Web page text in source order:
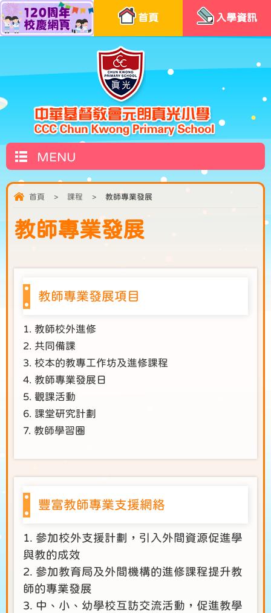
首頁 入學資訊
MENU
首頁 > 課程 > 教師專業發展
教師專業發展
教師專業發展項目
1. 教師校外進修
2. 共同備課
3. 校本的教專工作坊及進修課程
4. 教師專業發展日
5. 觀課活動
6. 課堂研究計劃
7. 教師學習圈
豐富教師專業支援網絡
1. 參加校外支援計劃，引入外間資源促進學
與教的成效
2. 參加教育局及外間機構的進修課程提升教
師的專業發展
3. 中、小、幼學校互訪交流活動，促進教學